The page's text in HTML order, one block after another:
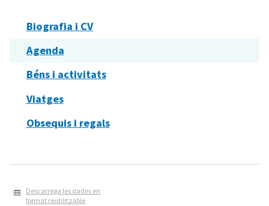
Biografia i CV
Agenda
Béns i activitats
Viatges
Obsequis i regals
Descarrega les dades en
format reutilitzable